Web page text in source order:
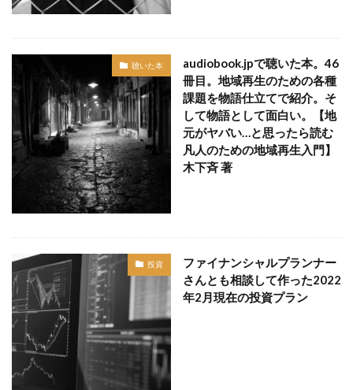
聴いた本
audiobook.jpで聴いた本。46
冊目。地域再生のための各種
課題を物語仕立てで紹介。そ
して物語として面白い。【地
元がヤバい…と思ったら読む
凡人のための地域再生入門】
木下斉 著
投資
ファイナンシャルプランナー
さんとも相談して作った2022
年2月現在の投資プラン